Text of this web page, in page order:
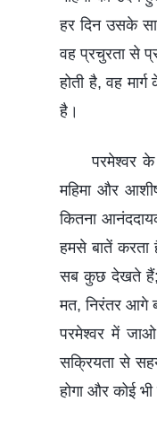
हर दिन उसके
वह प्रचुरता से
होती है, वह
है।
परमेश्वर
महिमा और
कितना
हमसे बातें करता
सब कुछ देखते हैं;
मत, निरंतर आगे
परमेश्वर में
सक्रियता से
होगा और कोई